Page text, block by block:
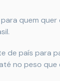
quem quer
de país para
no peso